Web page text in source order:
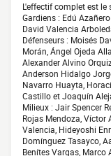
L'effectif complet est le
Gardiens : Edú
David Valencia
Défenseurs : Moisés
Morán, Ángel Ojeda
Alexander Alvino
Anderson Hidalgo
Navarro Huayta,
Castillo et Joaquín
Milieux : Jair Spencer
Rojas Mendoza, Víctor
Valencia, Hideyoshi
Domínguez Tasayco,
Benítes Vargas, Marco